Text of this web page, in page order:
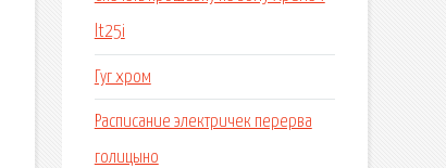
lt25i
Гуг хром
Расписание электричек перерва
голицыно